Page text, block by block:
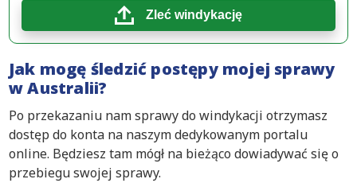
Zleć windykację
Jak mogę śledzić postępy mojej sprawy
w Australii?
Po przekazaniu nam sprawy do windykacji otrzymasz
dostęp do konta na naszym dedykowanym portalu
online. Będziesz tam mógł na bieżąco dowiadywać się o
przebiegu swojej sprawy.